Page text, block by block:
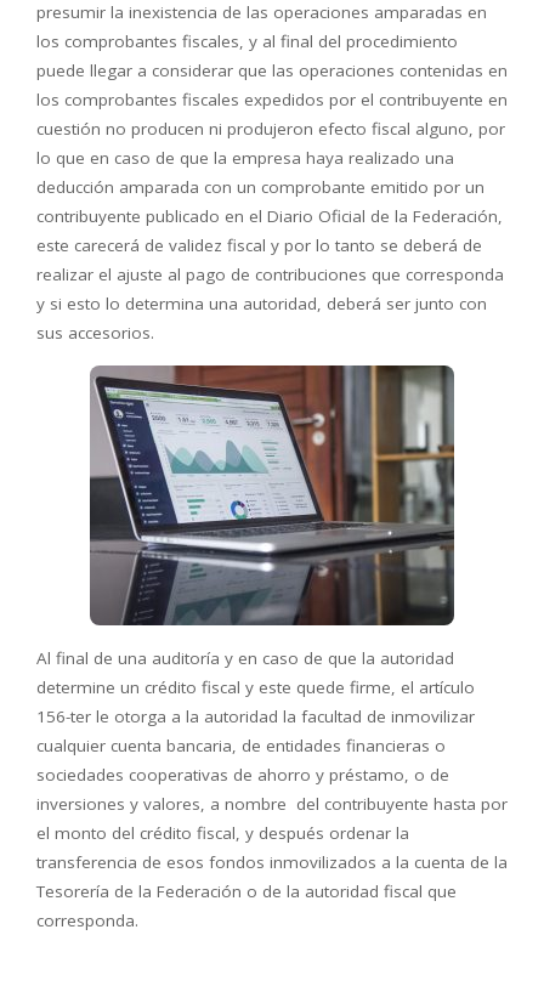
presumir la inexistencia de las operaciones amparadas en
los comprobantes fiscales, y al final del procedimiento
puede llegar a considerar que las operaciones contenidas en
los comprobantes fiscales expedidos por el contribuyente en
cuestión no producen ni produjeron efecto fiscal alguno, por
lo que en caso de que la empresa haya realizado una
deducción amparada con un comprobante emitido por un
contribuyente publicado en el Diario Oficial de la Federación,
este carecerá de validez fiscal y por lo tanto se deberá de
realizar el ajuste al pago de contribuciones que corresponda
y si esto lo determina una autoridad, deberá ser junto con
sus accesorios.
Al final de una auditoría y en caso de que la autoridad
determine un crédito fiscal y este quede firme, el artículo
156-ter le otorga a la autoridad la facultad de inmovilizar
cualquier cuenta bancaria, de entidades financieras o
sociedades cooperativas de ahorro y préstamo, o de
inversiones y valores, a nombre del contribuyente hasta por
el monto del crédito fiscal, y después ordenar la
transferencia de esos fondos inmovilizados a la cuenta de la
Tesorería de la Federación o de la autoridad fiscal que
corresponda.